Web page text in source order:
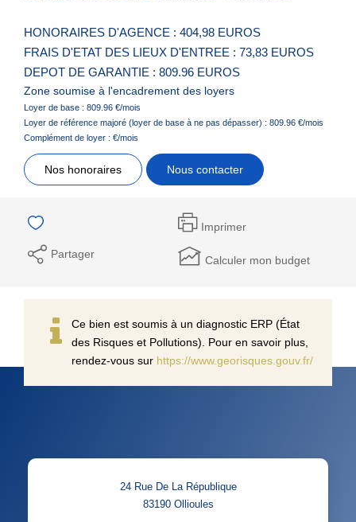
HONORAIRES D'AGENCE : 404,98 EUROS
FRAIS D'ETAT DES LIEUX D'ENTREE : 73,83 EUROS
DEPOT DE GARANTIE : 809.96 EUROS
Zone soumise à l'encadrement des loyers
Loyer de base : 809.96 €/mois
Loyer de référence majoré (loyer de base à ne pas dépasser) : 809.96 €/mois
Complément de loyer : €/mois
Nos honoraires Nous contacter
Imprimer
Partager Calculer mon budget
Ce bien est soumis à un diagnostic ERP (État
des Risques et Pollutions). Pour en savoir plus,
rendez-vous sur https://www.georisques.gouv.fr/
24 Rue De La République
83190 Ollioules